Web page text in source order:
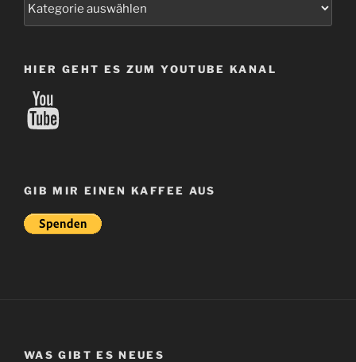
HIER GEHT ES ZUM YOUTUBE KANAL
YouTube
GIB MIR EINEN KAFFEE AUS
WAS GIBT ES NEUES